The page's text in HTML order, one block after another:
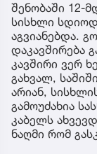
შენობაში 12-
სისხლი
აგვიანებდა.
დაკავშირება
კავშირი ვერ
გახვალ,
არიან,
გამოუძახია
კაბელს
ნაღმი რომ